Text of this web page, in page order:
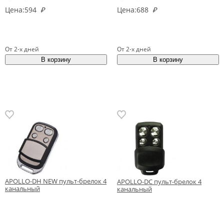
Цена:594 ₽
От 2-х дней
Цена:688 ₽
От 2-х дней
APOLLO-DH NEW пульт-брелок 4
канальный
APOLLO-DC пульт-брелок 4
канальный